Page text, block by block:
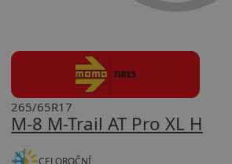
M-8 M-Trail AT Pro XL H
265/65R17
CELOROČNÍ